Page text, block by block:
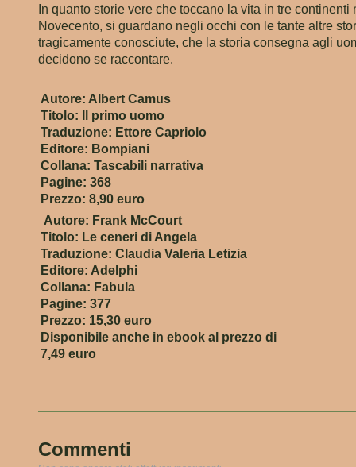
In quanto storie vere che toccano la vita in tre continenti
Novecento, si guardano negli occhi con le tante altre
tragicamente conosciute, che la storia consegna agli
decidono se raccontare.
Autore: Albert Camus
Titolo: Il primo uomo
Traduzione: Ettore Capriolo
Editore: Bompiani
Collana: Tascabili narrativa
Pagine: 368
Prezzo: 8,90 euro
Autore: Frank McCourt
Titolo: Le ceneri di Angela
Traduzione: Claudia Valeria Letizia
Editore: Adelphi
Collana: Fabula
Pagine: 377
Prezzo: 15,30 euro
Disponibile anche in ebook al prezzo di
7,49 euro
Commenti